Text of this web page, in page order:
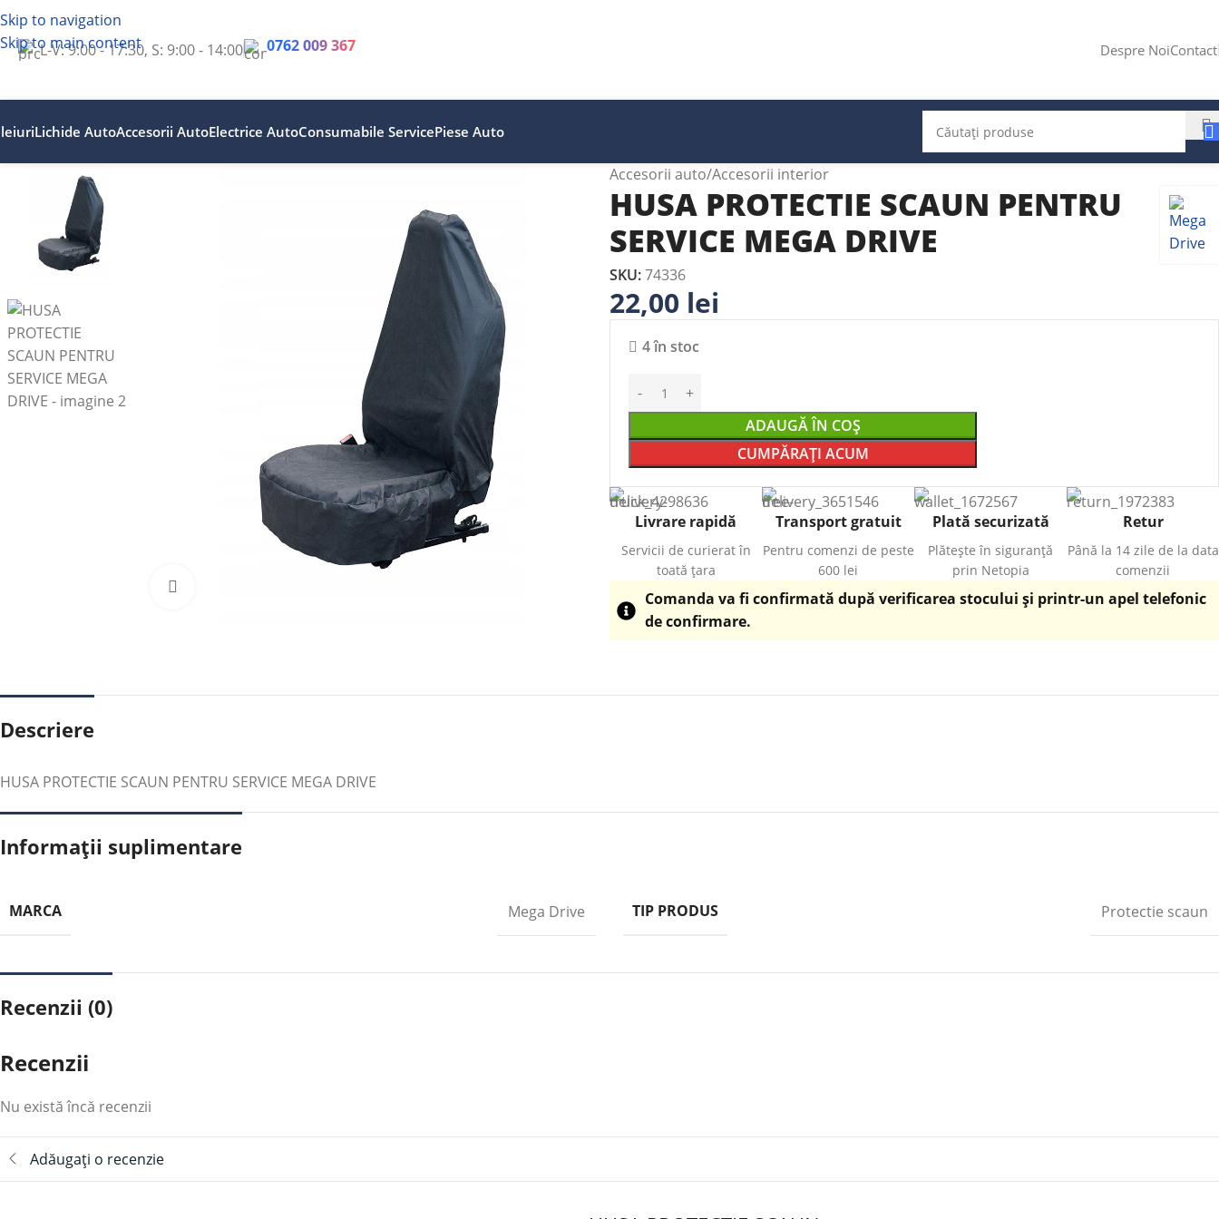
Skip to navigation
Skip to main content
L-V: 9:00 - 17:30, S: 9:00 - 14:00 0762 009 367 Despre NoiContact
Lichide AutoAccesorii AutoElectrice AutoConsumabile ServicePiese Auto
Accesorii auto Accesorii interior
HUSA PROTECTIE SCAUN PENTRU
SERVICE MEGA DRIVE
SKU:74336
22,00 lei
4 în stoc
ADAUGĂ ÎN COȘ
CUMPĂRAȚI ACUM
Livrare rapidă
Servicii de curierat în
toată țara
Transport gratuit
Pentru comenzi de peste
600 lei
Plată securizată
Plătește în siguranță
prin Netopia
Retur
Până la 14 zile de la data
comenzii
Comanda va fi confirmată după verificarea stocului și printr-un apel telefonic
de confirmare.
Descriere
HUSA PROTECTIE SCAUN PENTRU SERVICE MEGA DRIVE
Informații suplimentare
MARCA Mega Drive TIP PRODUS Protectie scaun
Recenzii (0)
Recenzii
Nu există încă recenzii
Adăugați o recenzie